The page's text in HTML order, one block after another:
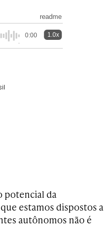
readme
0:00 1.0x
potencial da
estamos dispostos a
autônomos não é